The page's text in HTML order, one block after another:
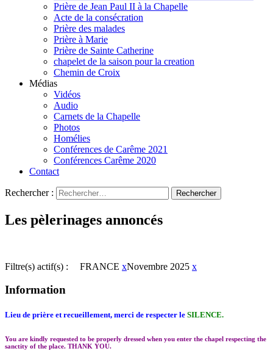
Prière de Jean Paul II à la Chapelle
Acte de la consécration
Prière des malades
Prière à Marie
Prière de Sainte Catherine
chapelet de la saison pour la creation
Chemin de Croix
Médias
Vidéos
Audio
Carnets de la Chapelle
Photos
Homélies
Conférences de Carême 2021
Conférences Carême 2020
Contact
Rechercher :
Les pèlerinages annoncés
Filtre(s) actif(s) : FRANCE xNovembre 2025 x
Information
Lieu de prière et recueillement, merci de respecter le SILENCE.
You are kindly requested to be properly dressed when you enter the chapel respecting the
sanctity of the place. THANK YOU.